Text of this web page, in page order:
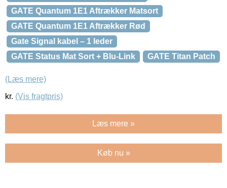
GATE Quantum 1E1 Aftrækker Matsort
GATE Quantum 1E1 Aftrækker Rød
Gate Signal kabel – 1 leder
GATE Status Mat Sort + Blu-Link
GATE Titan Patch
(Læs mere)
kr. (Vis fragtpris)
Læs mere »
Køb nu »